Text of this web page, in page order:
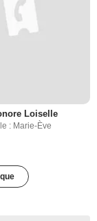
Loiselle
: Marie-Ève